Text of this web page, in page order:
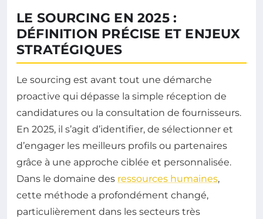
LE SOURCING EN 2025 :
DÉFINITION PRÉCISE ET ENJEUX
STRATÉGIQUES
Le sourcing est avant tout une démarche
proactive qui dépasse la simple réception de
candidatures ou la consultation de fournisseurs.
En 2025, il s’agit d’identifier, de sélectionner et
d’engager les meilleurs profils ou partenaires
grâce à une approche ciblée et personnalisée.
Dans le domaine des ressources humaines,
cette méthode a profondément changé,
particulièrement dans les secteurs très